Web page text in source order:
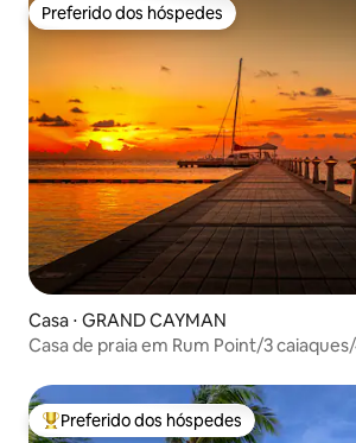
Preferido dos hóspedes
Preferido dos hóspedes
Casa ⋅ GRAND CAYMAN
Casa de praia em Rum Point/3
Entre os melhores preferidos dos
Preferido dos hóspedes